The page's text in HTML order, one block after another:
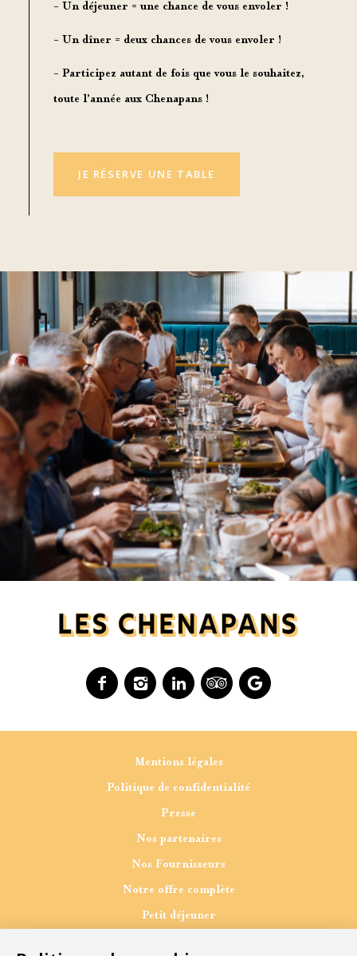
- Un déjeuner = une chance de vous envoler !
- Un dîner = deux chances de vous envoler !
- Participez autant de fois que vous le souhaitez,
toute l’année aux Chenapans !
JE RÉSERVE UNE TABLE
FacebookInstagramLinkedinTripadvisorGoogle
Mentions légales
Politique de confidentialité
Presse
Nos partenaires
Nos Fournisseurs
Notre offre complète
Petit déjeuner